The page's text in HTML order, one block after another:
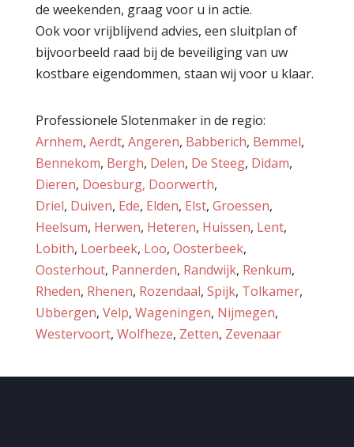
de weekenden, graag voor u in actie.
Ook voor vrijblijvend advies, een sluitplan of
bijvoorbeeld raad bij de beveiliging van uw
kostbare eigendommen, staan wij voor u klaar.
Professionele Slotenmaker in de regio:
Arnhem, Aerdt, Angeren, Babberich, Bemmel,
Bennekom, Bergh, Delen, De Steeg, Didam,
Dieren, Doesburg, Doorwerth,
Driel, Duiven, Ede, Elden, Elst, Groessen,
Heelsum, Herwen, Heteren, Huissen, Lent,
Lobith, Loerbeek, Loo, Oosterbeek,
Oosterhout, Pannerden, Randwijk, Renkum,
Rheden, Rhenen, Rozendaal, Spijk, Tolkamer,
Ubbergen, Velp, Wageningen, Nijmegen,
Westervoort, Wolfheze, Zetten, Zevenaar